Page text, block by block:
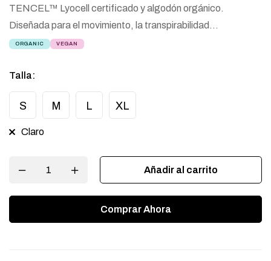
TENCEL™ Lyocell certificado y algodón orgánico.
Diseñada para el movimiento, la transpirabilidad…
ORGANIC VEGAN
Talla:
S M L XL
Claro
Añadir al carrito
Comprar Ahora